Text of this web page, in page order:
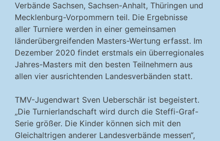
Verbände Sachsen, Sachsen-Anhalt, Thüringen und
Mecklenburg-Vorpommern teil. Die Ergebnisse
aller Turniere werden in einer gemeinsamen
länderübergreifenden Masters-Wertung erfasst. Im
Dezember 2020 findet erstmals ein überregionales
Jahres-Masters mit den besten Teilnehmern aus
allen vier ausrichtenden Landesverbänden statt.
TMV-Jugendwart Sven Ueberschär ist begeistert.
„Die Turnierlandschaft wird durch die Steffi-Graf-
Serie größer. Die Kinder können sich mit den
Gleichaltrigen anderer Landesverbände messen“,